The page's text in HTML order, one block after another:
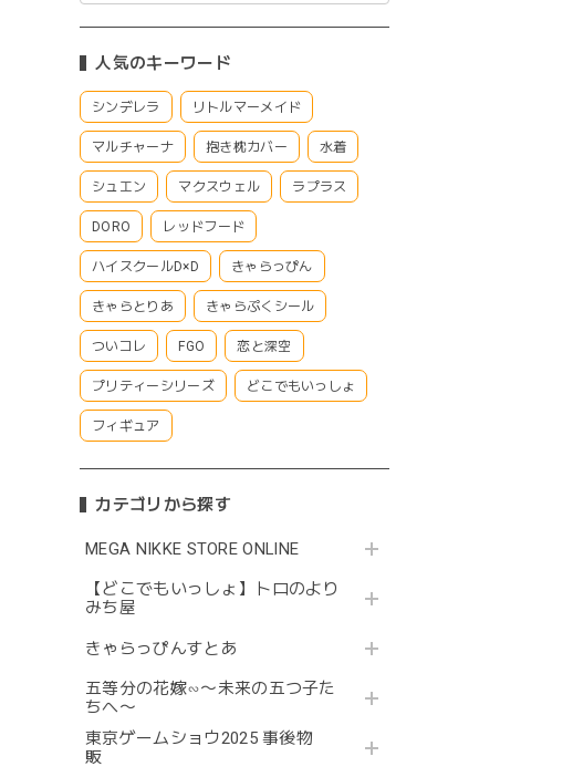
人気のキーワード
シンデレラ リトルマーメイド
マルチャーナ 抱き枕カバー 水着
シュエン マクスウェル ラプラス
DORO レッドフード
ハイスクールD×D きゃらっぴん
きゃらとりあ きゃらぷくシール
ついコレ FGO 恋と深空
プリティーシリーズ どこでもいっしょ
フィギュア
カテゴリから探す
MEGA NIKKE STORE ONLINE
【どこでもいっしょ】トロのより
みち屋
きゃらっぴんすとあ
五等分の花嫁∽〜未来の五つ子た
ちへ〜
東京ゲームショウ2025 事後物
販